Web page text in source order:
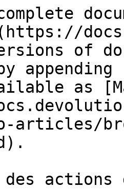
of
as
articles/
actions